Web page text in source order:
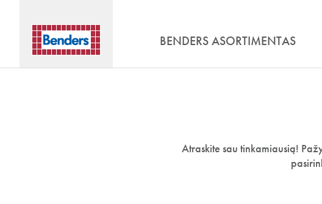
BENDERS ASORTIMENTAS
Atraskite sau tinkamiausią!